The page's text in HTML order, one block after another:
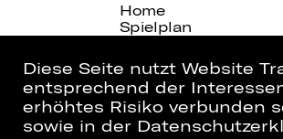
Home
Spielplan
Diese Seite nutzt Website
entsprechend der
erhöhtes Risiko verbunden
sowie in der